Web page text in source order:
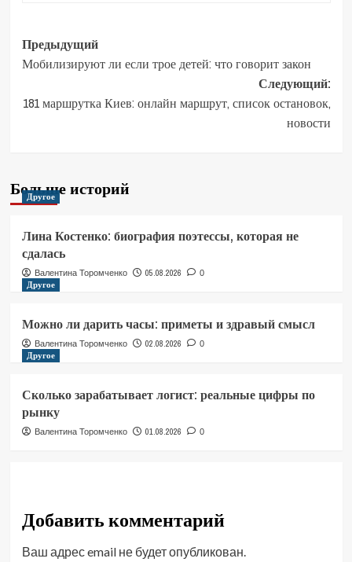
Навигация
записи
Предыдущий
Мобилизируют ли если трое детей: что говорит закон
Следующий:
181 маршрутка Киев: онлайн маршрут, список остановок,
новости
Больше историй
Другое
Лина Костенко: биография поэтессы, которая не
сдалась
Валентина Торомченко 05.08.2026 0
Другое
Можно ли дарить часы: приметы и здравый смысл
Валентина Торомченко 02.08.2026 0
Другое
Сколько зарабатывает логист: реальные цифры по
рынку
Валентина Торомченко 01.08.2026 0
Добавить комментарий
Ваш адрес email не будет опубликован.